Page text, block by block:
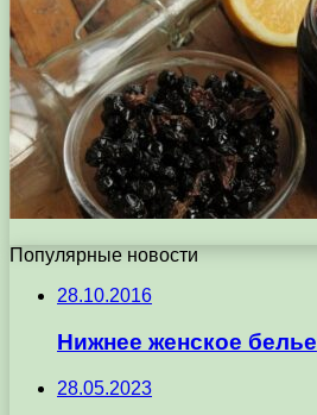
Популярные новости
28.10.2016
Нижнее женское белье
28.05.2023